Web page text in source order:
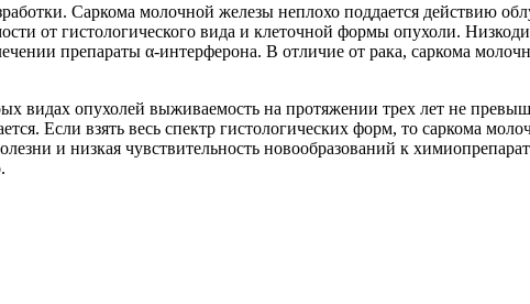
Саркома молочной железы неплохо поддается действию
от гистологического вида и клеточной формы опухоли.
препараты α-интерферона. В отличие от рака, саркома
видах опухолей выживаемость на протяжении трех лет не
Если взять весь спектр гистологических форм, то саркома
и низкая чувствительность новообразований к